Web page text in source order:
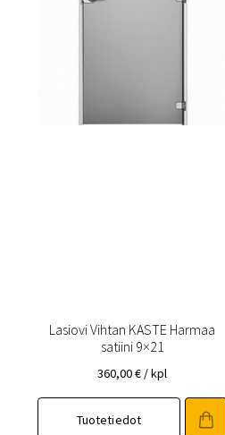
Lasiovi Vihtan KASTE Harmaa
satiini 9×21
360,00€ / kpl
Tuotetiedot